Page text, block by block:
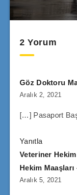
2 Yorum
Göz Doktoru
Aralık 2, 2021
[…] Pasaport
Yanıtla
Veteriner
Hekim
Aralık 5, 2021